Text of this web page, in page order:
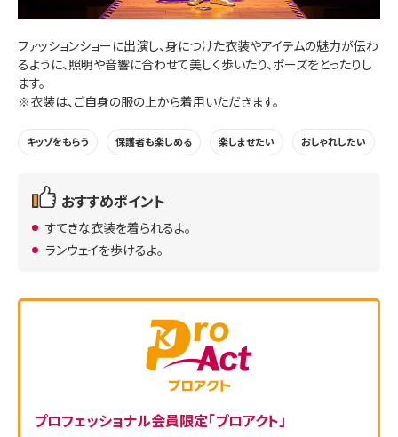
ファッションショーに出演し、身につけた衣装やアイテムの魅力が伝わ
るように、照明や音響に合わせて美しく歩いたり、ポーズをとったりし
ます。
※衣装は、ご自身の服の上から着用いただきます。
キッゾをもらう 保護者も楽しめる 楽しませたい おしゃれしたい
おすすめポイント
すてきな衣装を着られるよ。
ランウェイを歩けるよ。
プロフェッショナル会員限定「プロアクト」